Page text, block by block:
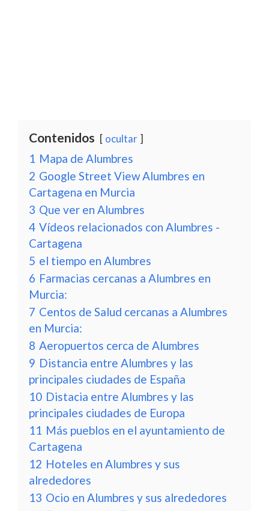
Contenidos ocultar
1 Mapa de Alumbres
2 Google Street View Alumbres en
Cartagena en Murcia
3 Que ver en Alumbres
4 Vídeos relacionados con Alumbres -
Cartagena
5 el tiempo en Alumbres
6 Farmacias cercanas a Alumbres en
Murcia:
7 Centos de Salud cercanas a Alumbres
en Murcia:
8 Aeropuertos cerca de Alumbres
9 Distancia entre Alumbres y las
principales ciudades de España
10 Distacia entre Alumbres y las
principales ciudades de Europa
11 Más pueblos en el ayuntamiento de
Cartagena
12 Hoteles en Alumbres y sus
alrededores
13 Ocio en Alumbres y sus alrededores